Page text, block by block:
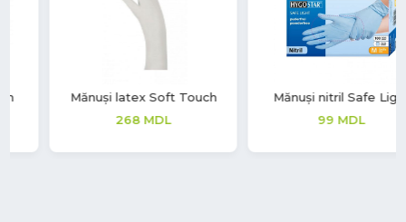
Mănuși nitril Safe Light
MDL
Mănuși latex Aurelia Vintage
MDL